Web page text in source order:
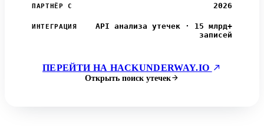
ПАРТНЁР С 2026
ИНТЕГРАЦИЯ
API анализа утечек · 15 млрд+
записей
ПЕРЕЙТИ НА HACKUNDERWAY.IO
Открыть поиск утечек